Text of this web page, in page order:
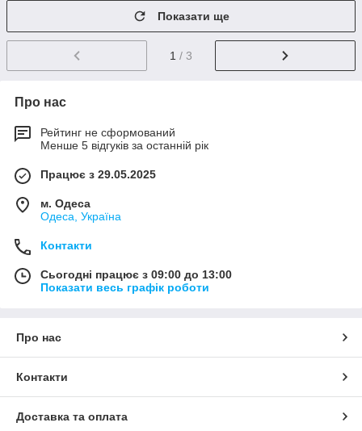
Показати ще
1 / 3
Про нас
Рейтинг не сформований
Менше 5 відгуків за останній рік
Працює з 29.05.2025
м. Одеса
Одеса, Україна
Контакти
Сьогодні працює з 09:00 до 13:00
Показати весь графік роботи
Про нас
Контакти
Доставка та оплата